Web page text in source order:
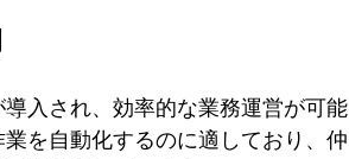
入され、効率的な業務運営が可能
を自動化するのに適しており、仲